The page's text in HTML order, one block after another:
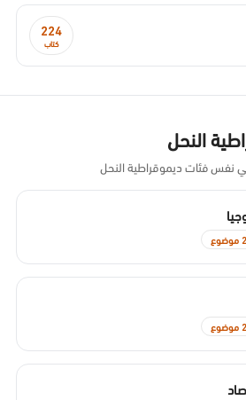
224
كتاب
النحل
فئات ديموقراطية النحل